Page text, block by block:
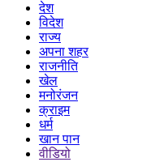
देश
विदेश
राज्य
अपना शहर
राजनीति
खेल
मनोरंजन
क्राइम
धर्म
खान पान
वीडियो